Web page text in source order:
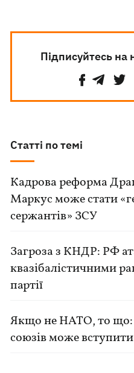
Підписуйтесь на
Статті по темі
Кадрова реформа
Маркус може стати
сержантів» ЗСУ
Загроза з КНДР: РФ
квазібалістичними
партії
Якщо не НАТО, то що:
союзів може